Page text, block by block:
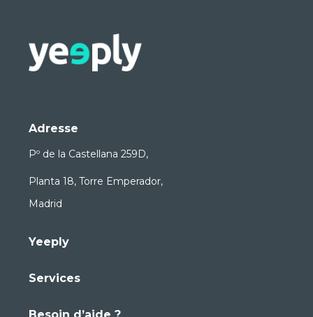
Adresse
Pº de la Castellana 259D,
Planta 18, Torre Emperador,
Madrid
Yeeply
Services